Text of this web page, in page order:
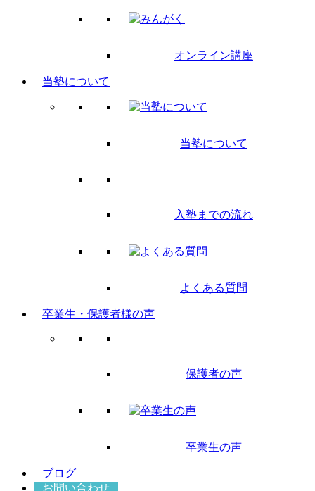
オンライン講座
当塾について
当塾について
入塾までの流れ
よくある質問
卒業生・保護者様の声
保護者の声
卒業生の声
ブログ
お問い合わせ